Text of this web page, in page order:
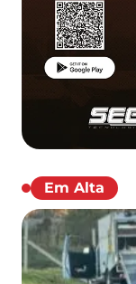
Em Alta